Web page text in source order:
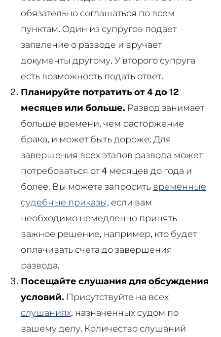
обязательно соглашаться по всем
пунктам. Один из супругов подает
заявление о разводе и вручает
документы другому. У второго супруга
есть возможность подать ответ.
Планируйте потратить от 4 до 12
месяцев или больше. Развод занимает
больше времени, чем расторжение
брака, и может быть дороже. Для
завершения всех этапов развода может
потребоваться от 4 месяцев до года и
более. Вы можете запросить временные
судебные приказы, если вам
необходимо немедленно принять
важное решение, например, кто будет
оплачивать счета до завершения
развода.
Посещайте слушания для обсуждения
условий. Присутствуйте на всех
слушаниях, назначенных судом по
вашему делу. Количество слушаний